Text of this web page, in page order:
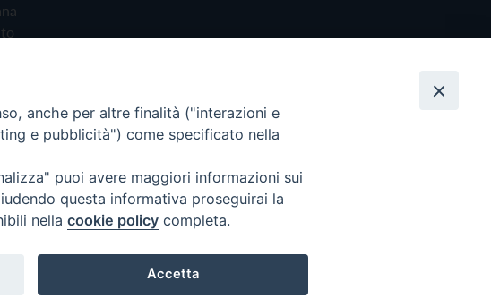
anche per altre finalità ("interazioni e
e pubblicità") come specificato nella
puoi avere maggiori informazioni sui
questa informativa proseguirai la
nella cookie policy completa.
Accetta